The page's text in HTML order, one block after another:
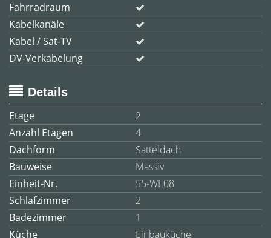
Fahrradraum
Kabelkanäle
Kabel / Sat-TV
DV-Verkabelung
Details
Etage
2
Anzahl Etagen
4
Dachform
Satteldach
Bauweise
Massiv
Einheit-Nr.
55-WE08
Schlafzimmer
2
Badezimmer
1
Küche
Einbauküche